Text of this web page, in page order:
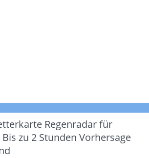
Regenradar für
zu 2 Stunden Vorhersage